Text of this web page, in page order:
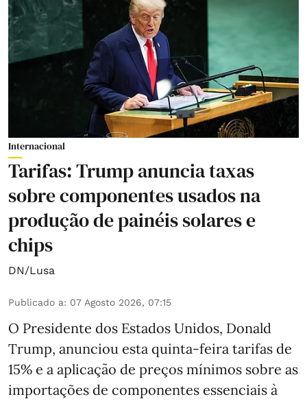
Internacional
Tarifas: Trump anuncia taxas
sobre componentes usados na
produção de painéis solares e
chips
DN/Lusa
Publicado a: 07 Agosto 2026, 07:15
O Presidente dos Estados Unidos, Donald
Trump, anunciou esta quinta-feira tarifas de
15% e a aplicação de preços mínimos sobre as
importações de componentes essenciais à